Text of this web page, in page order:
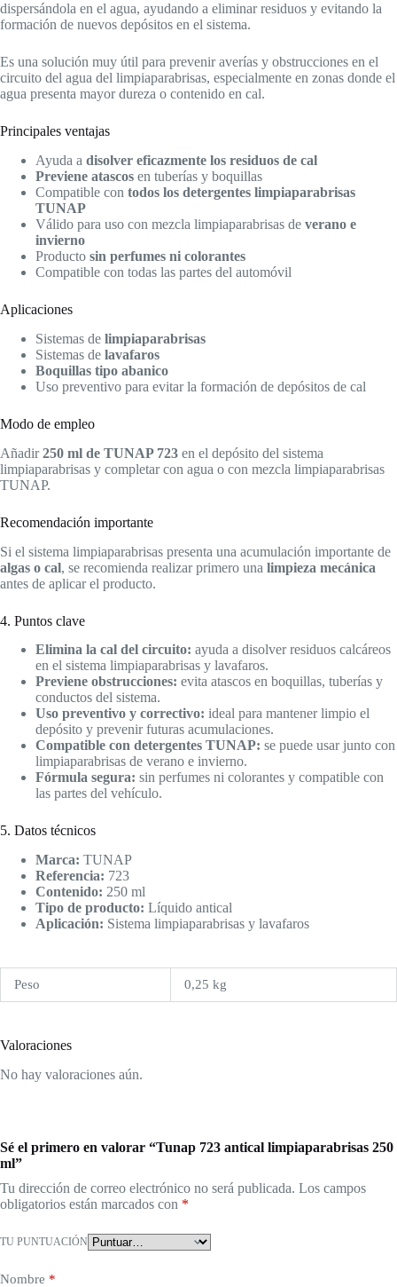
dispersándola en el agua, ayudando a eliminar residuos y evitando la
formación de nuevos depósitos en el sistema.
Es una solución muy útil para prevenir averías y obstrucciones en el
circuito del agua del limpiaparabrisas, especialmente en zonas donde el
agua presenta mayor dureza o contenido en cal.
Principales ventajas
Ayuda a disolver eficazmente los residuos de cal
Previene atascos en tuberías y boquillas
Compatible con todos los detergentes limpiaparabrisas
TUNAP
Válido para uso con mezcla limpiaparabrisas de verano e
invierno
Producto sin perfumes ni colorantes
Compatible con todas las partes del automóvil
Aplicaciones
Sistemas de limpiaparabrisas
Sistemas de lavafaros
Boquillas tipo abanico
Uso preventivo para evitar la formación de depósitos de cal
Modo de empleo
Añadir250 ml de TUNAP 723 en el depósito del sistema
limpiaparabrisas y completar con agua o con mezcla limpiaparabrisas
TUNAP.
Recomendación importante
Si el sistema limpiaparabrisas presenta una acumulación importante de
algas o cal, se recomienda realizar primero una limpieza mecánica
antes de aplicar el producto.
4. Puntos clave
Elimina la cal del circuito: ayuda a disolver residuos calcáreos
en el sistema limpiaparabrisas y lavafaros.
Previene obstrucciones: evita atascos en boquillas, tuberías y
conductos del sistema.
Uso preventivo y correctivo: ideal para mantener limpio el
depósito y prevenir futuras acumulaciones.
Compatible con detergentes TUNAP: se puede usar junto con
limpiaparabrisas de verano e invierno.
Fórmula segura: sin perfumes ni colorantes y compatible con
las partes del vehículo.
5. Datos técnicos
Marca: TUNAP
Referencia: 723
Contenido: 250 ml
Tipo de producto: Líquido antical
Aplicación: Sistema limpiaparabrisas y lavafaros
Peso 0,25 kg
Valoraciones
No hay valoraciones aún.
Sé el primero en valorar “Tunap 723 antical limpiaparabrisas 250
ml”
Tu dirección de correo electrónico no será publicada. Los campos
obligatorios están marcados con *
TU PUNTUACIÓN
Nombre *